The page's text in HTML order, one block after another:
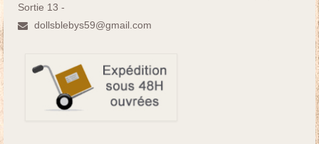
Sortie 13 -
dollsblebys59@gmail.com